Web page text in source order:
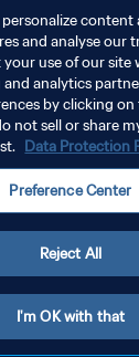
content
and analyse our
use of our site
analytics
by clicking
not sell or share
Data Protection
Preference Center
Reject All
I'm OK with that